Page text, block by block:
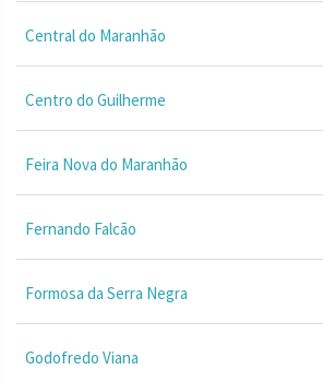
Central do Maranhão
Centro do Guilherme
Feira Nova do Maranhão
Fernando Falcão
Formosa da Serra Negra
Godofredo Viana